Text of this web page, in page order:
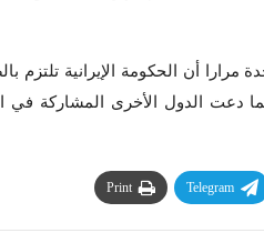
أن الحكومة الإيرانية تلتزم
دعت الدول الأخرى المشاركة في
Telegram
Print